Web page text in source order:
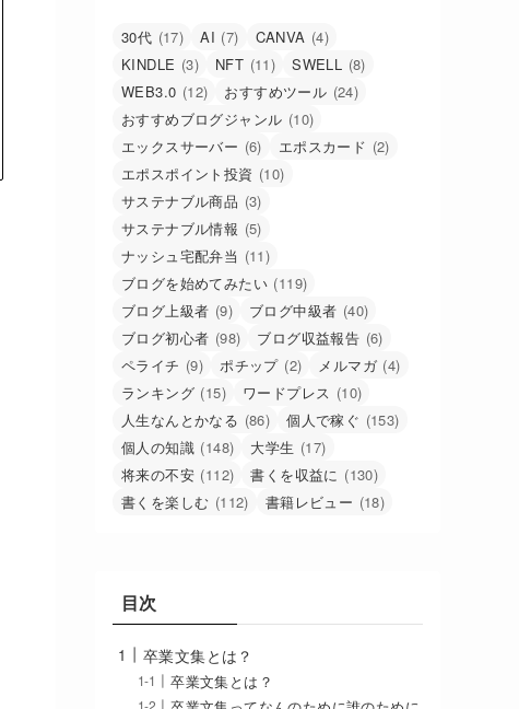
30代 (17) AI (7) CANVA (4)
KINDLE (3) NFT (11) SWELL (8)
WEB3.0 (12) おすすめツール (24)
おすすめブログジャンル (10)
エックスサーバー (6) エポスカード (2)
エポスポイント投資 (10)
サステナブル商品 (3)
サステナブル情報 (5)
ナッシュ宅配弁当 (11)
ブログを始めてみたい (119)
ブログ上級者 (9) ブログ中級者 (40)
ブログ初心者 (98) ブログ収益報告 (6)
ペライチ (9) ポチップ (2) メルマガ (4)
ランキング (15) ワードプレス (10)
人生なんとかなる (86) 個人で稼ぐ (153)
個人の知識 (148) 大学生 (17)
将来の不安 (112) 書くを収益に (130)
書くを楽しむ (112) 書籍レビュー (18)
目次
卒業文集とは？
卒業文集とは？